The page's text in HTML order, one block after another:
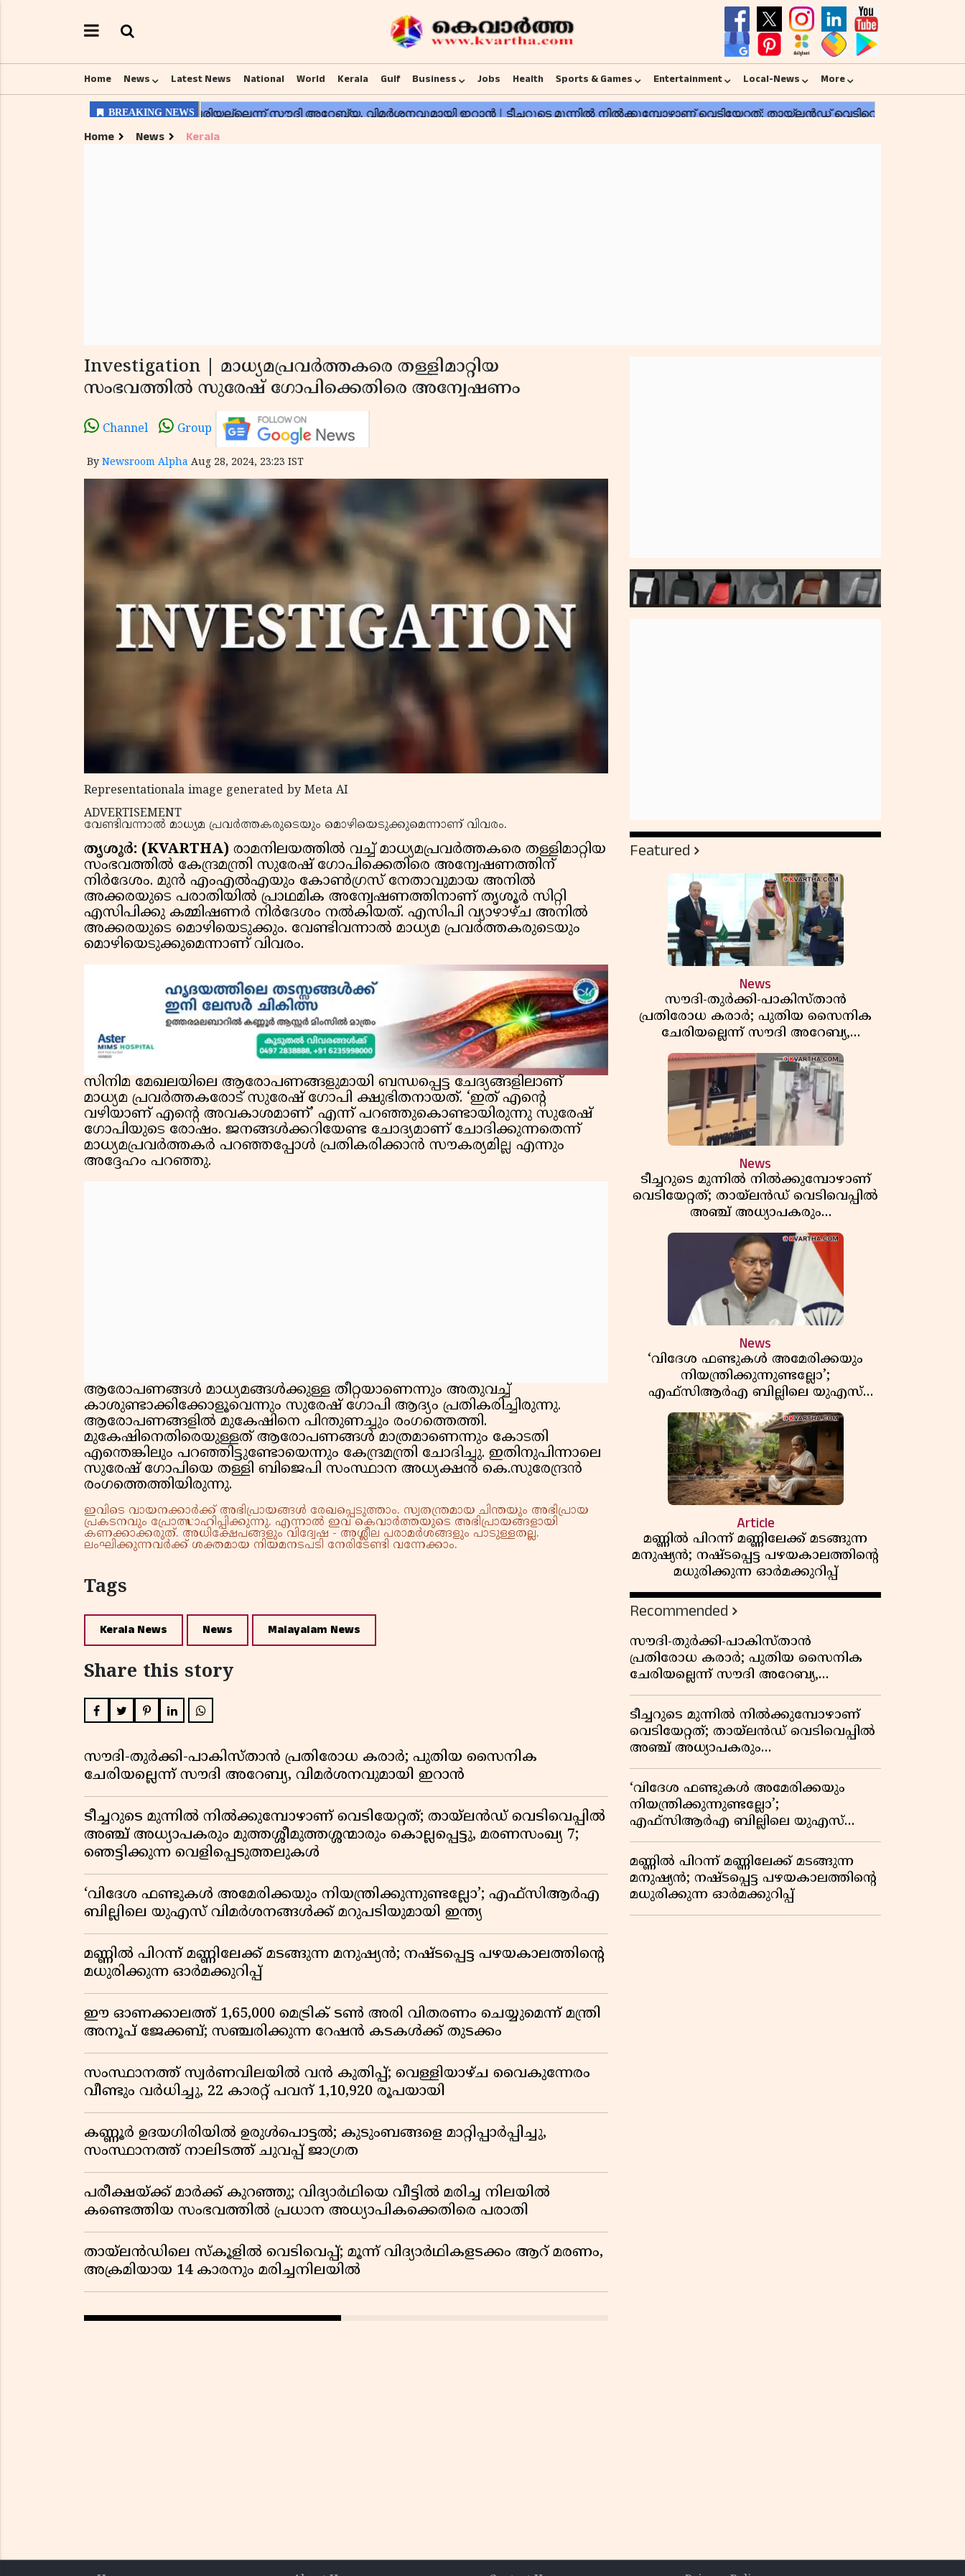
Home News Latest News National World Kerala Gulf Business Jobs Health Sports & Games Entertainment Local-News More
Home News Kerala
Investigation | മാധ്യമപ്രവർത്തകരെ തള്ളിമാറ്റിയ
സംഭവത്തിൽ സുരേഷ് ഗോപിക്കെതിരെ അന്വേഷണം
Channel Group
By Newsroom Alpha Aug 28, 2024, 23:23 IST
Representationala image generated by Meta AI
ADVERTISEMENT
വേണ്ടിവന്നാൽ മാധ്യമ പ്രവർത്തകരുടെയും മൊഴിയെടുക്കുമെന്നാണ് വിവരം.
തൃശൂർ: (KVARTHA) രാമനിലയത്തിൽ വച്ച് മാധ്യമപ്രവർത്തകരെ തള്ളിമാറ്റിയ
സംഭവത്തിൽ കേന്ദ്രമന്ത്രി സുരേഷ് ഗോപിക്കെതിരെ അന്വേഷണത്തിന്
നിർദേശം. മുൻ എംഎൽഎയും കോൺഗ്രസ് നേതാവുമായ അനിൽ
അക്കരയുടെ പരാതിയിൽ പ്രാഥമിക അന്വേഷണത്തിനാണ് തൃശൂർ സിറ്റി
എസിപിക്കു കമ്മിഷണർ നിർദേശം നൽകിയത്. എസിപി വ്യാഴാഴ്ച അനിൽ
അക്കരയുടെ മൊഴിയെടുക്കും. വേണ്ടിവന്നാൽ മാധ്യമ പ്രവർത്തകരുടെയും
മൊഴിയെടുക്കുമെന്നാണ് വിവരം.
സിനിമ മേഖലയിലെ ആരോപണങ്ങളുമായി ബന്ധപ്പെട്ട ചേദ്യങ്ങളിലാണ്
മാധ്യമ പ്രവർത്തകരോട് സുരേഷ് ഗോപി ക്ഷുഭിതനായത്. ‘ഇത് എന്റെ
വഴിയാണ് എന്റെ അവകാശമാണ്’ എന്ന് പറഞ്ഞുകൊണ്ടായിരുന്നു സുരേഷ്
ഗോപിയുടെ രോഷം. ജനങ്ങള്‍ക്കറിയേണ്ട ചോദ്യമാണ് ചോദിക്കുന്നതെന്ന്
മാധ്യമപ്രവര്‍ത്തകര്‍ പറഞ്ഞപ്പോൾ പ്രതികരിക്കാന്‍ സൗകര്യമില്ല എന്നും
അദ്ദേഹം പറഞ്ഞു.
ആരോപണങ്ങള്‍ മാധ്യമങ്ങള്‍ക്കുള്ള തീറ്റയാണെന്നും അതുവച്ച്
കാശുണ്ടാക്കിക്കോളൂവെന്നും സുരേഷ് ഗോപി ആദ്യം പ്രതികരിച്ചിരുന്നു.
ആരോപണങ്ങളില്‍ മുകേഷിനെ പിന്തുണച്ചും രംഗത്തെത്തി.
മുകേഷിനെതിരെയുള്ളത് ആരോപണങ്ങള്‍ മാത്രമാണെന്നും കോടതി
എന്തെങ്കിലും പറഞ്ഞിട്ടുണ്ടോയെന്നും കേന്ദ്രമന്ത്രി ചോദിച്ചു. ഇതിനുപിന്നാലെ
സുരേഷ് ഗോപിയെ തള്ളി ബിജെപി സംസ്ഥാന അധ്യക്ഷൻ കെ.സുരേന്ദ്രൻ
രംഗത്തെത്തിയിരുന്നു.
ഇവിടെ വായനക്കാർക്ക് അഭിപ്രായങ്ങൾ രേഖപ്പെടുത്താം. സ്വതന്ത്രമായ ചിന്തയും അഭിപ്രായ
പ്രകടനവും പ്രോത്സാഹിപ്പിക്കുന്നു. എന്നാൽ ഇവ കെവാർത്തയുടെ അഭിപ്രായങ്ങളായി
കണക്കാക്കരുത്. അധിക്ഷേപങ്ങളും വിദ്വേഷ - അശ്ലീല പരാമർശങ്ങളും പാടുള്ളതല്ല.
ലംഘിക്കുന്നവർക്ക് ശക്തമായ നിയമനടപടി നേരിടേണ്ടി വന്നേക്കാം.
Tags
Kerala News News Malayalam News
Share this story
സൗദി-തുർക്കി-പാകിസ്താൻ പ്രതിരോധ കരാർ; പുതിയ സൈനിക
ചേരിയല്ലെന്ന് സൗദി അറേബ്യ, വിമർശനവുമായി ഇറാൻ
ടീച്ചറുടെ മുന്നിൽ നിൽക്കുമ്പോഴാണ് വെടിയേറ്റത്; തായ്‌ലൻഡ് വെടിവെപ്പിൽ
അഞ്ച് അധ്യാപകരും മുത്തശ്ശീമുത്തശ്ശന്മാരും കൊല്ലപ്പെട്ടു, മരണസംഖ്യ 7;
ഞെട്ടിക്കുന്ന വെളിപ്പെടുത്തലുകൾ
‘വിദേശ ഫണ്ടുകൾ അമേരിക്കയും നിയന്ത്രിക്കുന്നുണ്ടല്ലോ’; എഫ്സിആർഎ
ബില്ലിലെ യുഎസ് വിമർശനങ്ങൾക്ക് മറുപടിയുമായി ഇന്ത്യ
മണ്ണിൽ പിറന്ന് മണ്ണിലേക്ക് മടങ്ങുന്ന മനുഷ്യൻ; നഷ്ടപ്പെട്ട പഴയകാലത്തിൻ്റെ
മധുരിക്കുന്ന ഓർമക്കുറിപ്പ്
ഈ ഓണക്കാലത്ത് 1,65,000 മെട്രിക് ടൺ അരി വിതരണം ചെയ്യുമെന്ന് മന്ത്രി
അനൂപ് ജേക്കബ്; സഞ്ചരിക്കുന്ന റേഷൻ കടകൾക്ക് തുടക്കം
സംസ്ഥാനത്ത് സ്വർണവിലയിൽ വൻ കുതിപ്പ്; വെള്ളിയാഴ്ച വൈകുന്നേരം
വീണ്ടും വർധിച്ചു, 22 കാരറ്റ് പവന് 1,10,920 രൂപയായി
കണ്ണൂർ ഉദയഗിരിയിൽ ഉരുൾപൊട്ടൽ; കുടുംബങ്ങളെ മാറ്റിപ്പാർപ്പിച്ചു,
സംസ്ഥാനത്ത് നാലിടത്ത് ചുവപ്പ് ജാഗ്രത
പരീക്ഷയ്ക്ക് മാർക്ക് കുറഞ്ഞു; വിദ്യാർഥിയെ വീട്ടിൽ മരിച്ച നിലയിൽ
കണ്ടെത്തിയ സംഭവത്തിൽ പ്രധാന അധ്യാപികക്കെതിരെ പരാതി
തായ്‌ലൻഡിലെ സ്‌കൂളിൽ വെടിവെപ്പ്; മൂന്ന് വിദ്യാർഥികളടക്കം ആറ് മരണം,
അക്രമിയായ 14 കാരനും മരിച്ചനിലയിൽ
Featured
News
സൗദി-തുർക്കി-പാകിസ്താൻ
പ്രതിരോധ കരാർ; പുതിയ സൈനിക
ചേരിയല്ലെന്ന് സൗദി അറേബ്യ,
വിമർശനവുമായി ഇറാൻ
News
ടീച്ചറുടെ മുന്നിൽ നിൽക്കുമ്പോഴാണ്
വെടിയേറ്റത്; തായ്‌ലൻഡ് വെടിവെപ്പിൽ
അഞ്ച് അധ്യാപകരും
മുത്തശ്ശീമുത്തശ്ശന്മാരും കൊല്ലപ്പെട്ടു,
മരണസംഖ്യ 7; ഞെട്ടിക്കുന്ന
വെളിപ്പെടുത്തലുകൾ
News
‘വിദേശ ഫണ്ടുകൾ അമേരിക്കയും
നിയന്ത്രിക്കുന്നുണ്ടല്ലോ’;
എഫ്സിആർഎ ബില്ലിലെ യുഎസ്
വിമർശനങ്ങൾക്ക് മറുപടിയുമായി ഇന്ത്യ
Article
മണ്ണിൽ പിറന്ന് മണ്ണിലേക്ക് മടങ്ങുന്ന
മനുഷ്യൻ; നഷ്ടപ്പെട്ട പഴയകാലത്തിൻ്റെ
മധുരിക്കുന്ന ഓർമക്കുറിപ്പ്
Recommended
സൗദി-തുർക്കി-പാകിസ്താൻ
പ്രതിരോധ കരാർ; പുതിയ സൈനിക
ചേരിയല്ലെന്ന് സൗദി അറേബ്യ,
വിമർശനവുമായി ഇറാൻ
ടീച്ചറുടെ മുന്നിൽ നിൽക്കുമ്പോഴാണ്
വെടിയേറ്റത്; തായ്‌ലൻഡ് വെടിവെപ്പിൽ
അഞ്ച് അധ്യാപകരും
മുത്തശ്ശീമുത്തശ്ശന്മാരും കൊല്ലപ്പെട്ടു,
മരണസംഖ്യ 7; ഞെട്ടിക്കുന്ന
വെളിപ്പെടുത്തലുകൾ
‘വിദേശ ഫണ്ടുകൾ അമേരിക്കയും
നിയന്ത്രിക്കുന്നുണ്ടല്ലോ’;
എഫ്സിആർഎ ബില്ലിലെ യുഎസ്
വിമർശനങ്ങൾക്ക് മറുപടിയുമായി ഇന്ത്യ
മണ്ണിൽ പിറന്ന് മണ്ണിലേക്ക് മടങ്ങുന്ന
മനുഷ്യൻ; നഷ്ടപ്പെട്ട പഴയകാലത്തിൻ്റെ
മധുരിക്കുന്ന ഓർമക്കുറിപ്പ്